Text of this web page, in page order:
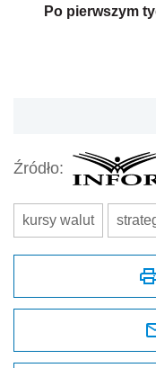
Po pierwszym
Źródło:
kursy walut